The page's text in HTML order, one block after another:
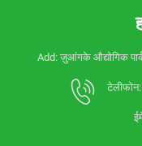
Add: ज़ुआंगके औद्योगिक
टेलीफोन: